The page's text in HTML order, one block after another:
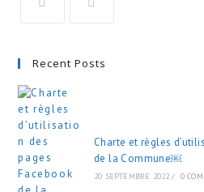
Recent Posts
Charte et règles
de la Commune￼
20 SEPTEMBRE 2022 / 0